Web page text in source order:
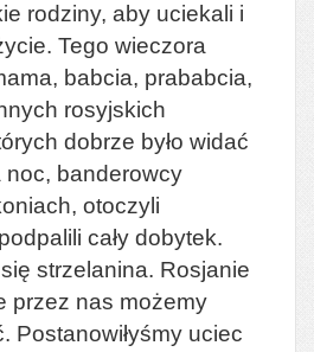
rodziny, aby uciekali i
Tego wieczora
babcia, prababcia,
rosyjskich
dobrze było widać
noc, banderowcy
otoczyli
cały dobytek.
strzelanina. Rosjanie
przez nas możemy
Postanowiłyśmy uciec